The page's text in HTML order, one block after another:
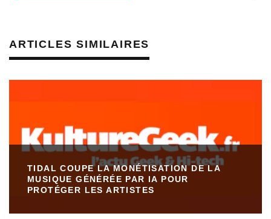
ARTICLES SIMILAIRES
TIDAL COUPE LA MONÉTISATION DE LA
MUSIQUE GÉNÉRÉE PAR IA POUR
PROTÉGER LES ARTISTES